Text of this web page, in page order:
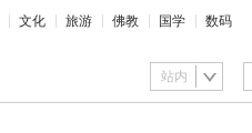
文化 旅游 佛教 国学 数码
站内